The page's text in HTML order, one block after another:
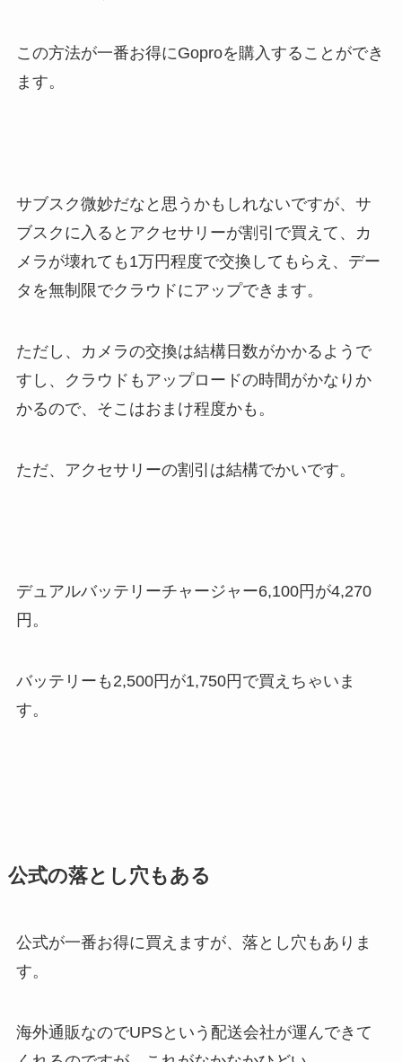
この方法が一番お得にGoproを購入することができ
ます。
サブスク微妙だなと思うかもしれないですが、サ
ブスクに入るとアクセサリーが割引で買えて、カ
メラが壊れても1万円程度で交換してもらえ、デー
タを無制限でクラウドにアップできます。
ただし、カメラの交換は結構日数がかかるようで
すし、クラウドもアップロードの時間がかなりか
かるので、そこはおまけ程度かも。
ただ、アクセサリーの割引は結構でかいです。
デュアルバッテリーチャージャー6,100円が4,270
円。
バッテリーも2,500円が1,750円で買えちゃいま
す。
公式の落とし穴もある
公式が一番お得に買えますが、落とし穴もありま
す。
海外通販なのでUPSという配送会社が運んできて